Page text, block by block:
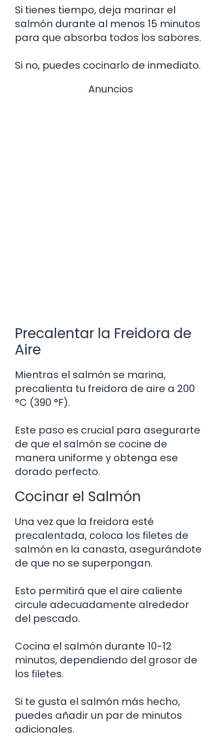
Si tienes tiempo, deja marinar el
salmón durante al menos 15 minutos
para que absorba todos los sabores.
Si no, puedes cocinarlo de inmediato.
Anuncios
Precalentar la Freidora de
Aire
Mientras el salmón se marina,
precalienta tu freidora de aire a 200
°C (390 °F).
Este paso es crucial para asegurarte
de que el salmón se cocine de
manera uniforme y obtenga ese
dorado perfecto.
Cocinar el Salmón
Una vez que la freidora esté
precalentada, coloca los filetes de
salmón en la canasta, asegurándote
de que no se superpongan.
Esto permitirá que el aire caliente
circule adecuadamente alrededor
del pescado.
Cocina el salmón durante 10-12
minutos, dependiendo del grosor de
los filetes.
Si te gusta el salmón más hecho,
puedes añadir un par de minutos
adicionales.